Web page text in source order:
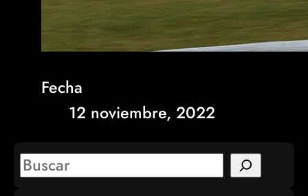
Fecha
12 noviembre, 2022
S